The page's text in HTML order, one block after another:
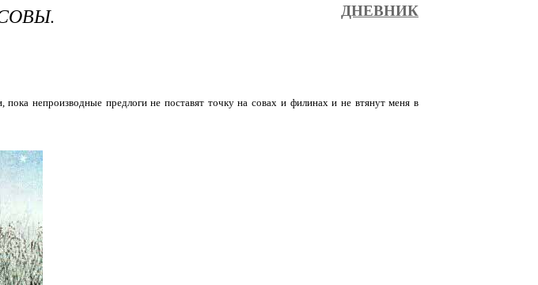
ДНЕВНИК
непроизводные предлоги не поставят точку на совах и филинах и не втянут меня в